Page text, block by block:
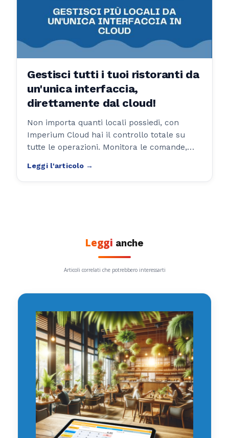
Gestisci tutti i tuoi ristoranti da
un'unica interfaccia,
direttamente dal cloud!
Non importa quanti locali possiedi, con
Imperium Cloud hai il controllo totale su
tutte le operazioni. Monitora le comande,
completa di ogni attività, ovunque tu sia!
Leggi anche
Articoli correlati che potrebbero interessarti